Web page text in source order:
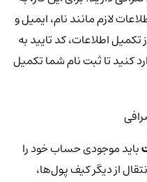
لازم مانند نام، ایمیل و
اطلاعات، کد تایید به
کنید تا ثبت نام شما تکمیل
باید موجودی حساب خود را
از دیگر کیف پول‌ها،